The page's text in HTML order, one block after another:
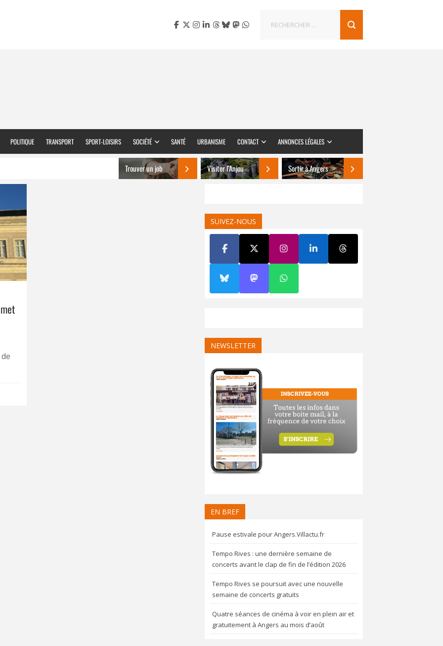
POLITIQUE TRANSPORT SPORT-LOISIRS SOCIÉTÉ SANTÉ URBANISME CONTACT ANNONCES LÉGALES
Trouver un job Visiter l’Anjou Sortir à Angers
SUIVEZ-NOUS
NEWSLETTER
EN BREF
Pause estivale pour Angers.Villactu.fr
Tempo Rives : une dernière semaine de
concerts avant le clap de fin de l’édition 2026
Tempo Rives se poursuit avec une nouvelle
semaine de concerts gratuits
Quatre séances de cinéma à voir en plein air et
gratuitement à Angers au mois d’août